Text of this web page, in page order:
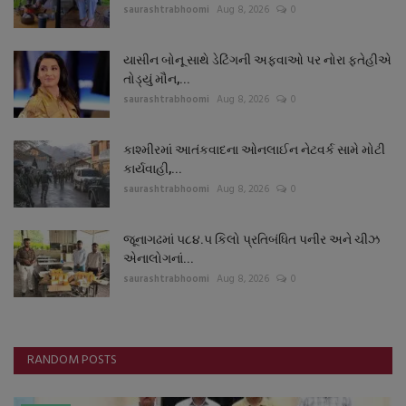
saurashtrabhoomi Aug 8, 2026 0
યાસીન બોનૂ સાથે ડેટિંગની અફવાઓ પર નોરા ફતેહીએ
તોડ્યું મૌન,...
saurashtrabhoomi Aug 8, 2026 0
કાશ્મીરમાં આતંકવાદના ઓનલાઈન નેટવર્ક સામે મોટી
કાર્યવાહી,...
saurashtrabhoomi Aug 8, 2026 0
જૂનાગઢમાં ૫૮૪.૫ કિલો પ્રતિબંધિત પનીર અને ચીઝ
એનાલોગનાં...
saurashtrabhoomi Aug 8, 2026 0
RANDOM POSTS